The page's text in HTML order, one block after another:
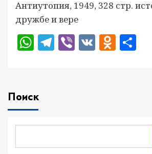
Антиутопия, 1949, 328 стр.
дружбе и вере
WhatsApp
Telegram
Viber
VK
Поиск